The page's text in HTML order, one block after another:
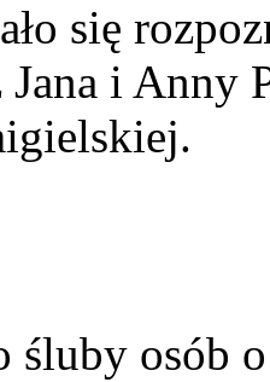
się
i Anny
śluby osób